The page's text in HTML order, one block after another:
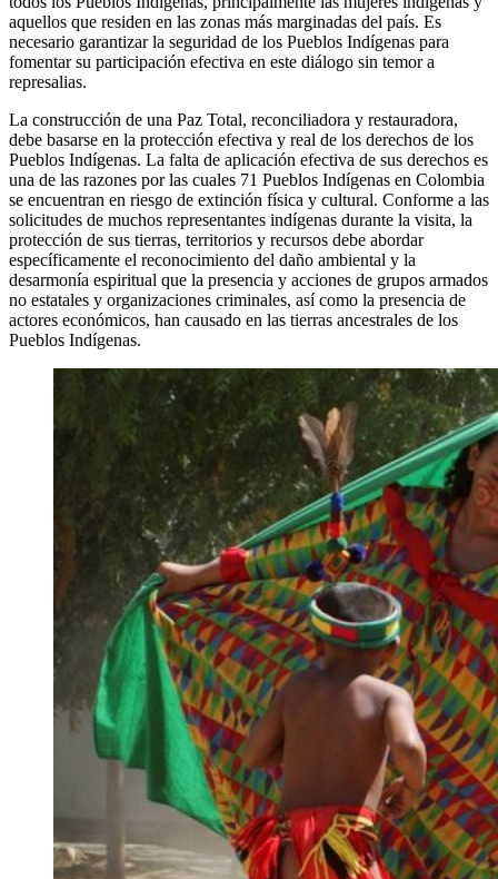
aquellos que residen en las zonas más marginadas del país. Es
necesario garantizar la seguridad de los Pueblos Indígenas para
fomentar su participación efectiva en este diálogo sin temor a
represalias.
La construcción de una Paz Total, reconciliadora y restauradora,
debe basarse en la protección efectiva y real de los derechos de los
Pueblos Indígenas. La falta de aplicación efectiva de sus derechos es
una de las razones por las cuales 71 Pueblos Indígenas en Colombia
se encuentran en riesgo de extinción física y cultural. Conforme a las
solicitudes de muchos representantes indígenas durante la visita, la
protección de sus tierras, territorios y recursos debe abordar
específicamente el reconocimiento del daño ambiental y la
desarmonía espiritual que la presencia y acciones de grupos armados
no estatales y organizaciones criminales, así como la presencia de
actores económicos, han causado en las tierras ancestrales de los
Pueblos Indígenas.